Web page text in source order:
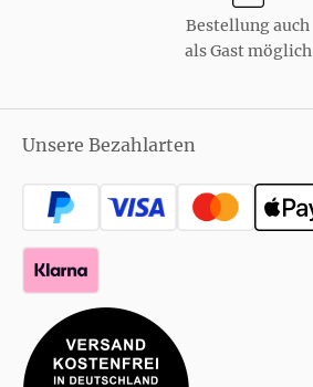
Bestellung auch
als Gast möglich
Unsere Bezahlarten